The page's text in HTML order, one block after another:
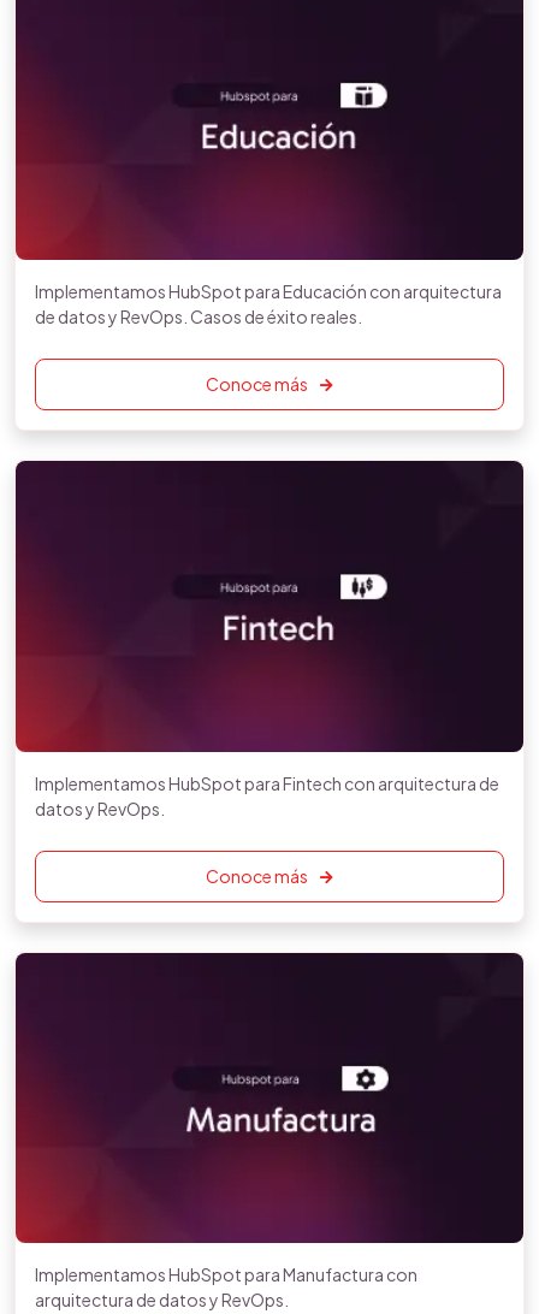
Implementamos HubSpot para Educación con arquitectura
de datos y RevOps. Casos de éxito reales.
Conoce más
Implementamos HubSpot para Fintech con arquitectura de
datos y RevOps.
Conoce más
Implementamos HubSpot para Manufactura con
arquitectura de datos y RevOps.